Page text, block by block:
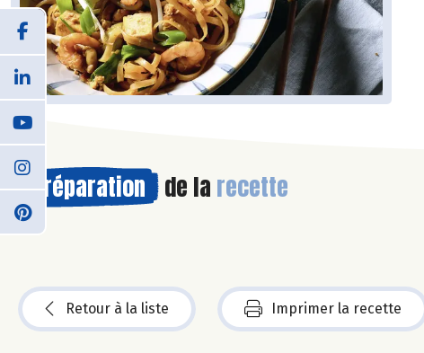
Préparation de la recette
Retour à la liste Imprimer la recette